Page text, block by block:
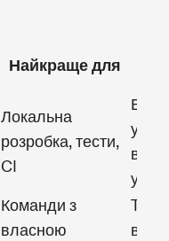
Найкраще для
Локальна
розробка, тести,
CI
у
у
Команди з
власною
ви